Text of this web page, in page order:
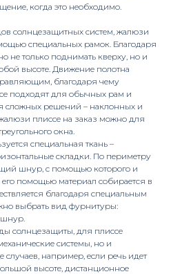
когда это необходимо.
солнцезащитных систем, жалюзи
специальных рамок. Благодаря
не только поднимать кверху, но и
высоте. Движение полотна
благодаря чему
подходят для обычных рам и
сложных решений – наклонных и
плиссе на заказ можно для
окна.
специальная ткань –
складки. По периметру
шнур, с помощью которого и
помощью материал собирается в
благодаря специальным
выбрать вид фурнитуры:
шнур.
солнцезащиты, для плиссе
системы, но и
например, если речь идет
высоте, дистанционное